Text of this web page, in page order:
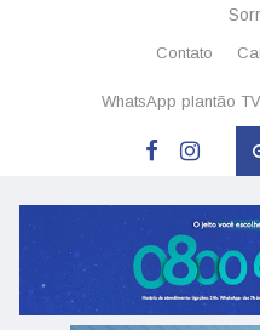
Contato
WhatsApp plantão